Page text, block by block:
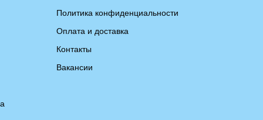
Политика конфиденциальности
Оплата и доставка
Контакты
Вакансии